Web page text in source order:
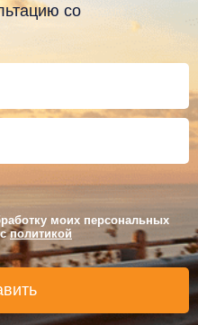
со
моих персональных
сполитикой